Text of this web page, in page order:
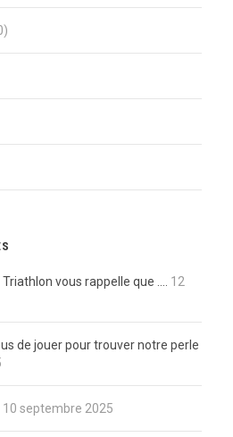
vous rappelle que ….
12
de jouer pour trouver notre perle
10 septembre 2025